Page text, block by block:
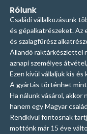
Rólunk
Családi vállalkozásunk
és gépalkatrészeket. Az
és szalagfűrész
Állandó raktárkészlettel
aznapi személyes
Ezen kívül vállaljuk kis
A gyártás történhet
Ha nálunk vásárol, akkor
hanem egy Magyar
Rendkívül fontosnak
mottónk már 15 éve